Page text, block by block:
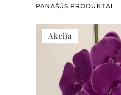
PANAŠŪS PRODUKTAI
Akcija